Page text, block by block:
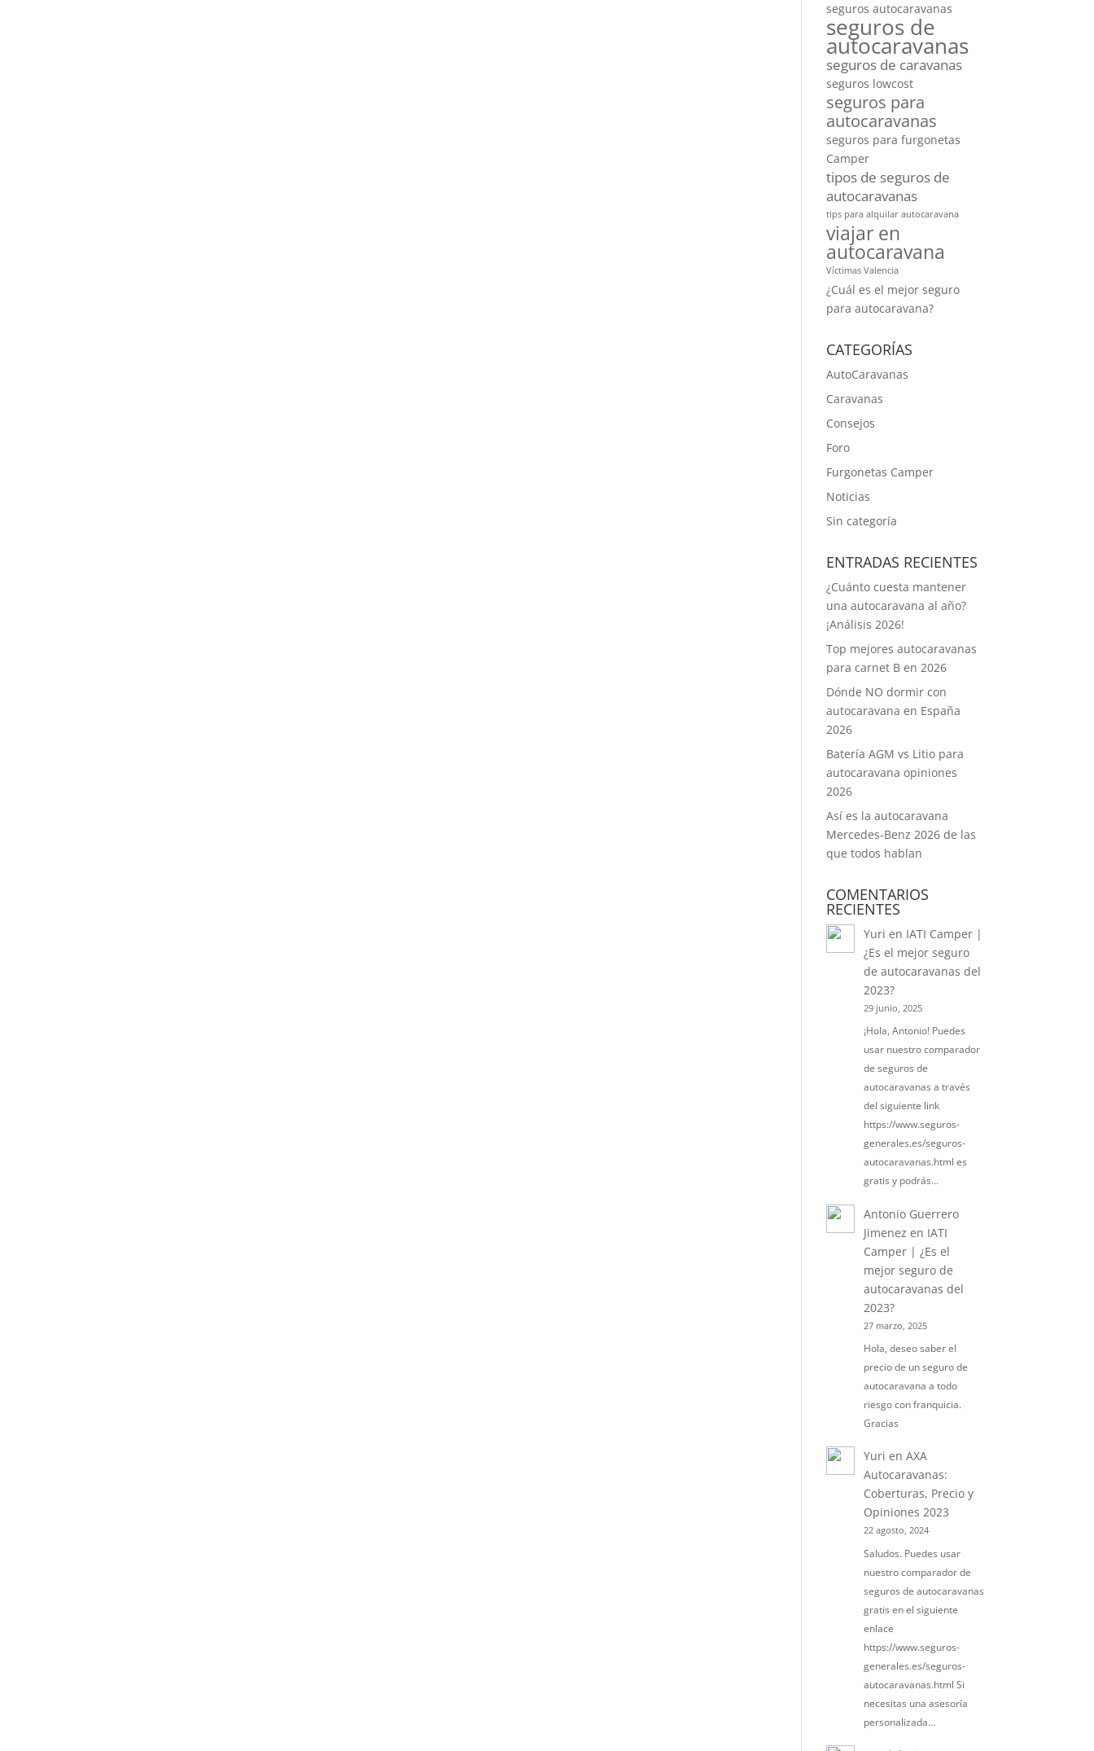
seguros autocaravanas
seguros de
autocaravanas
seguros de caravanas
seguros lowcost
seguros para
autocaravanas
seguros para furgonetas
Camper
tipos de seguros de
autocaravanas
tips para alquilar autocaravana
viajar en
autocaravana
Víctimas Valencia
¿Cuál es el mejor seguro
para autocaravana?
CATEGORÍAS
AutoCaravanas
Caravanas
Consejos
Foro
Furgonetas Camper
Noticias
Sin categoría
ENTRADAS RECIENTES
¿Cuánto cuesta mantener
una autocaravana al año?
¡Análisis 2026!
Top mejores autocaravanas
para carnet B en 2026
Dónde NO dormir con
autocaravana en España
2026
Batería AGM vs Litio para
autocaravana opiniones
2026
Así es la autocaravana
Mercedes-Benz 2026 de las
que todos hablan
COMENTARIOS
RECIENTES
Yuri en IATI Camper |
¿Es el mejor seguro
de autocaravanas del
2023?
29 junio, 2025
¡Hola, Antonio! Puedes
usar nuestro comparador
de seguros de
autocaravanas a través
del siguiente link
https://www.seguros-
generales.es/seguros-
autocaravanas.html es
gratis y podrás…
Antonio Guerrero
Jimenez en IATI
Camper | ¿Es el
mejor seguro de
autocaravanas del
2023?
27 marzo, 2025
Hola, deseo saber el
precio de un seguro de
autocaravana a todo
riesgo con franquicia.
Gracias
Yuri en AXA
Autocaravanas:
Coberturas, Precio y
Opiniones 2023
22 agosto, 2024
Saludos. Puedes usar
nuestro comparador de
seguros de autocaravanas
gratis en el siguiente
enlace
https://www.seguros-
generales.es/seguros-
autocaravanas.html Si
necesitas una asesoría
personalizada…